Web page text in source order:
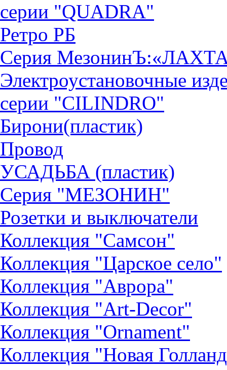
серии "QUADRА"
Ретро РБ
Серия
Электроустановочные
серии "CILINDRO"
Бирони(пластик)
Провод
УСАДЬБА (пластик)
Серия "МЕЗОНИН"
Розетки и выключатели
Коллекция "Самсон"
Коллекция "Царское село"
Коллекция "Аврора"
Коллекция "Art-Decor"
Коллекция "Ornament"
Коллекция "Новая